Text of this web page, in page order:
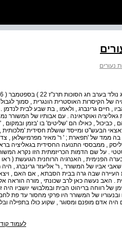
נעורים
של הקיסרות האוסטרית הונגרית , סמוך
, חיים גרינברג , ולאמו , בת שבע לבית לנדמן .
ואוקראינה . עם אבותיו של המשורר
, כאילו הם 'שליטים' בו 'בזמן ובמקום , '
הבעש"ט ומייסד שושלת חסידית
ממד של 'תפארת ; ' ר' מאיר מפרמישלאן ,
, ממבססי התנועה החסידית בגאליציה
. על שם הדמות הכריזמתית הזו נקרא
הפנימית , האנרגיה הרוחנית הגועשת ( ראו
156 לא מיותר להזכיר שאבי אביו של המשורר , ר' אליעזר גרינברג ,
שבה גרה בבית הסבתא , אם האם ,
. האב נעשה כאן לרב שכונתי , מורה הוראה
של רווחה בריהוט הבית ובמלבושי יושביו היה
ובנעוריו של המשורר היו פרקי מחסור עד פת
אדם מופנם ומסוגר , שקוע כולו בתפילה
לעמוד